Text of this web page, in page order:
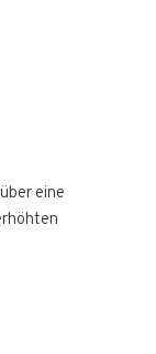
eine